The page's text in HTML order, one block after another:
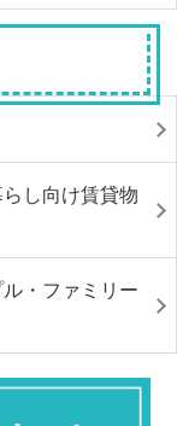
し向け賃貸物
・ファミリー